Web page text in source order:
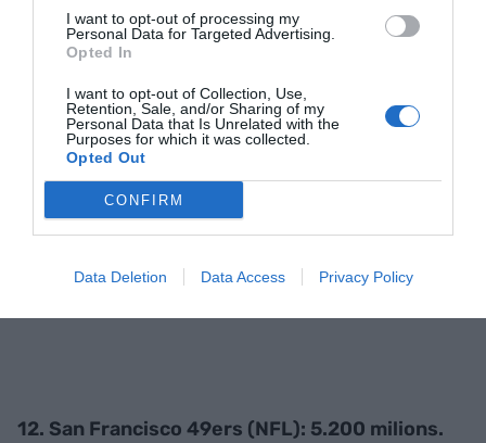
I want to opt-out of processing my
Personal Data for Targeted Advertising.
Opted In
I want to opt-out of Collection, Use,
Retention, Sale, and/or Sharing of my
Personal Data that Is Unrelated with the
Purposes for which it was collected.
Opted Out
CONFIRM
Data Deletion Data Access Privacy Policy
Propietaris: Família Jerry Buss.
11. New York Jets (NFL): 5.400 milions.
Evolució en cinc anys: +96%
Propietari: família Johnson (2000 per 635
12. San Francisco 49ers (NFL): 5.200 milions.